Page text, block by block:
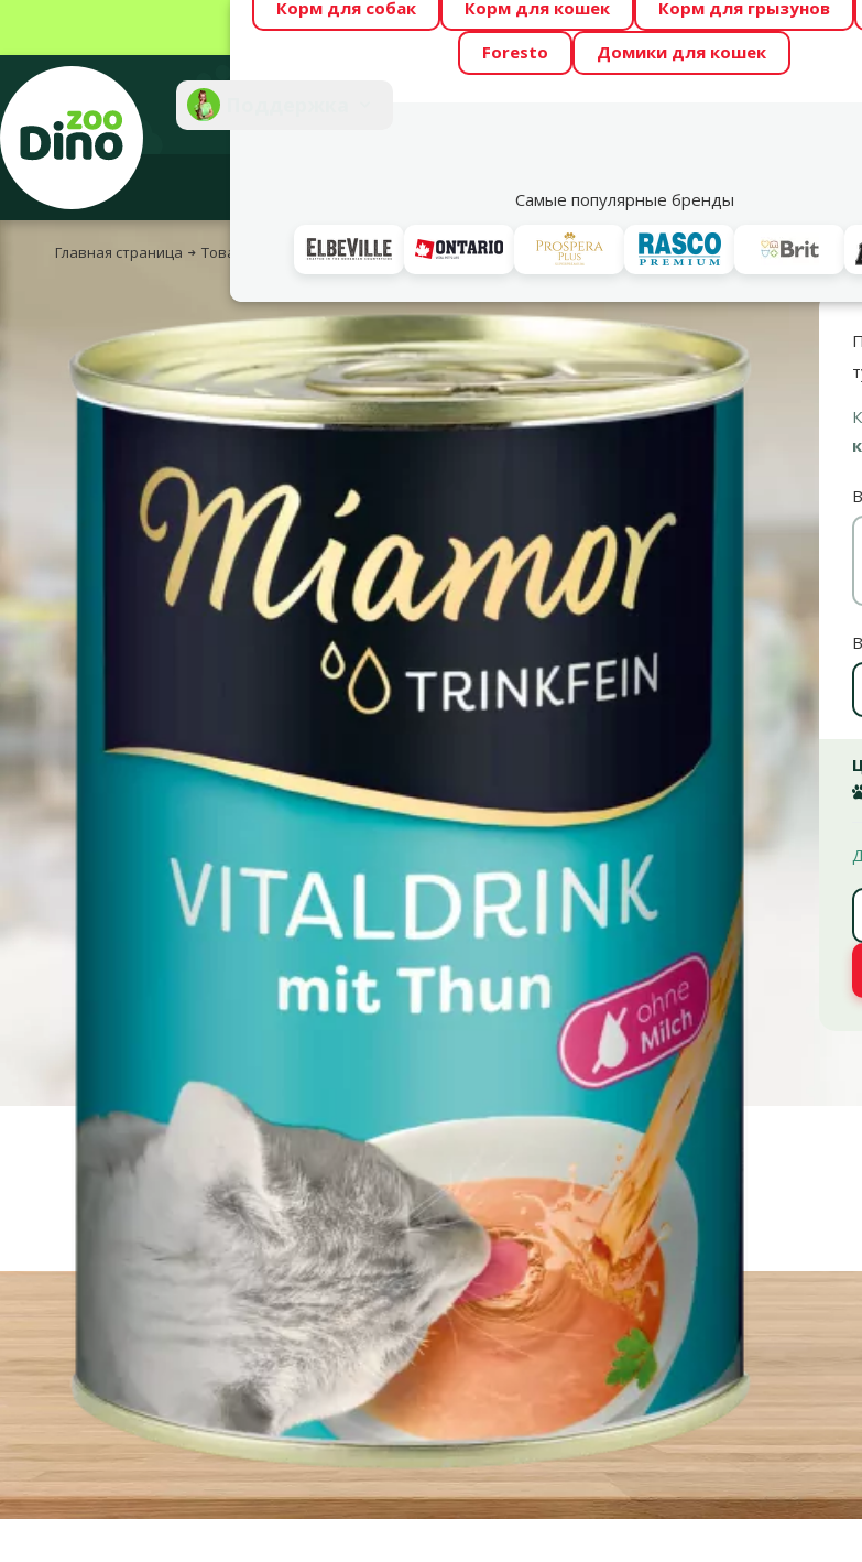
Весь месяц Dino Zoo предлагает отличные цены на ТОП-
Фотоконкурс “GADA ŪSAIŅI”! Возможно Твой питомец
Корм для собак Корм для кошек Корм для грызунов
Foresto
Домики для кошек
Самые популярные бренды
Акции
Главная страница Товары для кошек Корм и лакомства Консервы для кошек Для взрослых кошек